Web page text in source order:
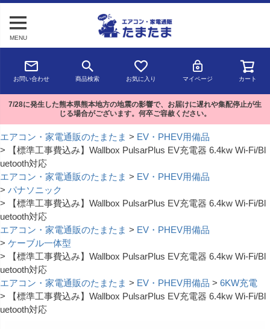
MENU
お問い合わせ 商品検索 お気に入り マイページ カート
7/28に発生した熊本県熊本地方の地震の影響で、お届けに遅れや集配停止が生
じる場合がございます。何卒ご容赦ください。
エアコン・家電通販のたまたま
EV・PHEV用備品
【標準工事費込み】Wallbox PulsarPlus EV充電器 6.4kw Wi-Fi/Bl
uetooth対応
エアコン・家電通販のたまたま
EV・PHEV用備品
パナソニック
【標準工事費込み】Wallbox PulsarPlus EV充電器 6.4kw Wi-Fi/Bl
uetooth対応
エアコン・家電通販のたまたま
EV・PHEV用備品
ケーブル一体型
【標準工事費込み】Wallbox PulsarPlus EV充電器 6.4kw Wi-Fi/Bl
uetooth対応
エアコン・家電通販のたまたま
EV・PHEV用備品
6KW充電
【標準工事費込み】Wallbox PulsarPlus EV充電器 6.4kw Wi-Fi/Bl
uetooth対応